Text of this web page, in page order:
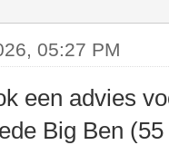
05:27 PM
een advies
Big Ben